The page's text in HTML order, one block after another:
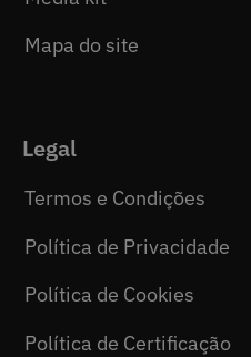
Mapa do site
Legal
Termos e Condições
Política de Privacidade
Política de Cookies
Política de Certificação